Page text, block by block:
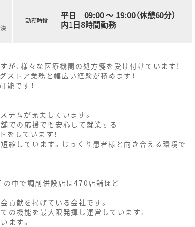
勤務時間
平日 09:00 ～ 19:00（休憩60分）
内1日8時間勤務
が、様々な医療機関の処方箋を受け付けています！
ストア業務と幅広い経験が積めます！
能です！
テムが充実しています。
での応援でも安心して就業する
をしています！
縮しています。じっくり患者様と向き合える環境で
の中で調剤併設店は470店舗ほど
貢献を掲げている会社です。
の機能を最大限発揮し運営しています。
ます。